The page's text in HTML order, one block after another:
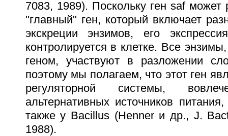
7083, 1989). Поскольку ген saf может
"главный" ген, который включает
экскреции энзимов, его
контролируется в клетке. Все
геном, участвуют в разложении
поэтому мы полагаем, что этот ген
регуляторной системы,
альтернативных источников
также у Bacillus (Henner и др., J.
1988).